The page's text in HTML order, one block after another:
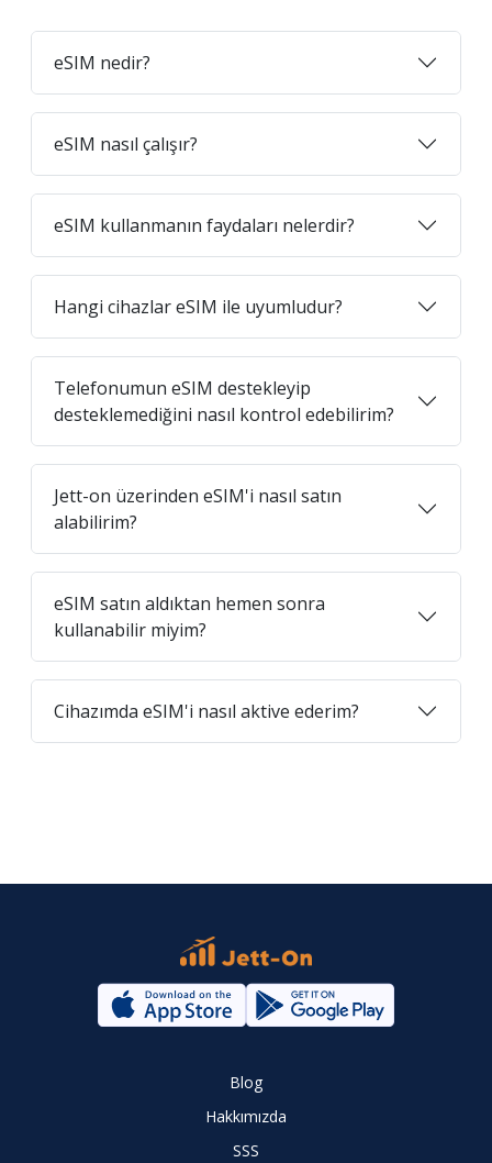
eSIM nedir?
eSIM nasıl çalışır?
eSIM kullanmanın faydaları nelerdir?
Hangi cihazlar eSIM ile uyumludur?
Telefonumun eSIM destekleyip
desteklemediğini nasıl kontrol edebilirim?
Jett-on üzerinden eSIM'i nasıl satın
alabilirim?
eSIM satın aldıktan hemen sonra
kullanabilir miyim?
Cihazımda eSIM'i nasıl aktive ederim?
Blog
Hakkımızda
SSS